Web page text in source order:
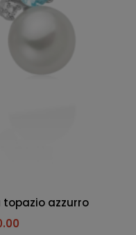
topazio azzurro